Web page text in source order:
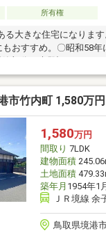
所有権
る大きな住宅になりま
おすすめ。〇昭和58年
立地になります。〇前
進入路幅員1.97ｍの箇
周辺環境＞・余子小学
コロナウイルス蔓延の
宅が再注目されてきて
ーンやご売却 ■リフ
い。
市竹内町 1,580万
1,580万円
間取り 7LDK
建物面積
土地面積
築年月 1954年1
ＪＲ境線 余
鳥取県境港